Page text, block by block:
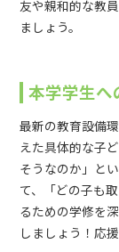
友や親和的な教
ましょう。
本学学生へ
最新の教育設備
えた具体的な子
そうなのか」と
て、「どの子も
るための学修を
しましょう！応援